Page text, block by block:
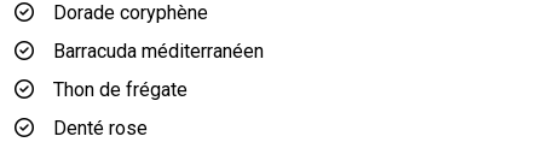
Dorade coryphène
Barracuda méditerranéen
Thon de frégate
Denté rose